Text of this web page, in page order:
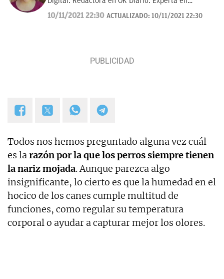
curiosidades, mascotas, consumo y Lotería de
Navidad.
10/11/2021 22:30 ACTUALIZADO: 10/11/2021 22:30
Todos nos hemos preguntado alguna vez cuál
es larazón por la que los perros siempre tienen
la nariz mojada. Aunque parezca algo
insignificante, lo cierto es que la humedad en el
hocico de los canes cumple multitud de
funciones, como regular su temperatura
corporal o ayudar a capturar mejor los olores.